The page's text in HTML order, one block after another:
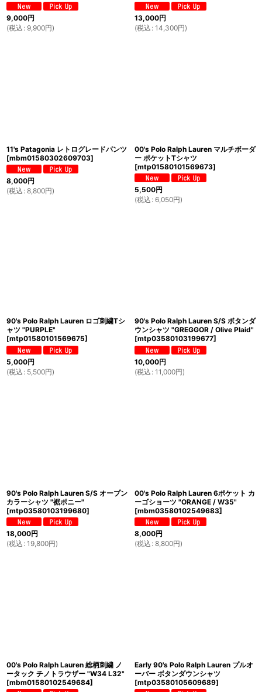
9,000円
(税込 : 9,900円)
13,000円
(税込 : 14,300円)
11's Patagonia レトログレードパンツ
[mbm01580302609703]
8,000円
(税込 : 8,800円)
00's Polo Ralph Lauren マルチボーダ
ー ポケットTシャツ
[mtp01580101569673]
5,500円
(税込 : 6,050円)
90's Polo Ralph Lauren ロゴ刺繍Tシ
ャツ "PURPLE"
[mtp01580101569675]
5,000円
(税込 : 5,500円)
90's Polo Ralph Lauren S/S ボタンダ
ウンシャツ "GREGGOR / Olive Plaid"
[mtp03580103199677]
10,000円
(税込 : 11,000円)
90's Polo Ralph Lauren S/S オープン
カラーシャツ "裾ポニー"
[mtp03580103199680]
18,000円
(税込 : 19,800円)
00's Polo Ralph Lauren 6ポケット カ
ーゴショーツ "ORANGE / W35"
[mbm03580102549683]
8,000円
(税込 : 8,800円)
00's Polo Ralph Lauren 総柄刺繍 ノ
ータック チノトラウザー "W34 L32"
[mbm01580102549684]
Early 90's Polo Ralph Lauren プルオ
ーバー ボタンダウンシャツ
[mtp03580105609689]